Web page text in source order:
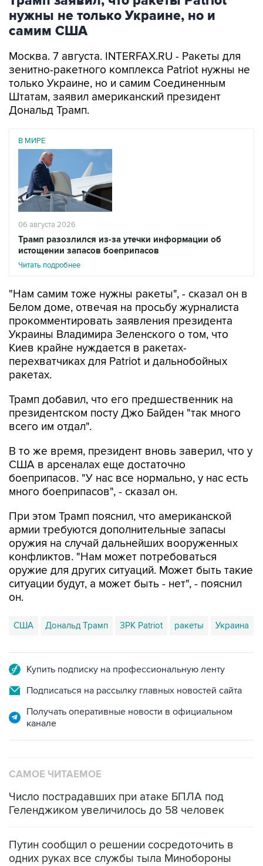
нужны не только Украине, но и
самим США
Москва. 7 августа. INTERFAX.RU - Ракеты для
зенитно-ракетного комплекса Patriot нужны не
только Украине, но и самим Соединенным
Штатам, заявил американский президент
Дональд Трамп.
В МИРЕ
06 августа 2026
Трамп разозлился из-за утечки информации об
истощении запасов боеприпасов
Читать подробнее
"Нам самим тоже нужны ракеты", - сказал он в
Белом доме, отвечая на просьбу журналиста
прокомментировать заявления президента
Украины Владимира Зеленского о том, что
Киев крайне нуждается в ракетах-
перехватчиках для Patriot и дальнобойных
ракетах.
Трамп добавил, что его предшественник на
президентском посту Джо Байден "так много
всего им отдал".
В то же время, президент вновь заверил, что у
США в арсеналах еще достаточно
боеприпасов. "У нас все нормально, у нас есть
много боеприпасов", - сказал он.
При этом Трамп пояснил, что американской
армии требуются дополнительные запасы
оружия на случай дальнейших вооруженных
конфликтов. "Нам может потребоваться
оружие для других ситуаций. Может быть такие
ситуации будут, а может быть - нет", - пояснил
он.
США Дональд Трамп ЗРК Patriot ракеты Украина
Купить подписку на профессиональную ленту
Подписаться на рассылку главных новостей сайта
Получать оперативные новости в официальном
канале
САМОЕ ЧИТАЕМОЕ
Число пострадавших при атаке БПЛА под
Геленджиком увеличилось до 58 человек
Путин сообщил о решении сосредоточить в
одних руках все службы тыла Минобороны